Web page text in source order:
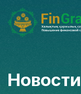
Новости